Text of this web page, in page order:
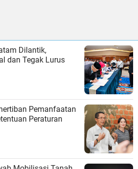
Dilantik,
dan Tegak Lurus
Pemanfaatan
Peraturan